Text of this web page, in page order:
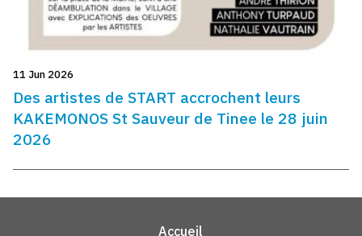
11 Jun 2026
Des artistes de START accrochent leurs
KAKEMONOS St Sauveur de Tinee le 28 juin
2026
Accueil